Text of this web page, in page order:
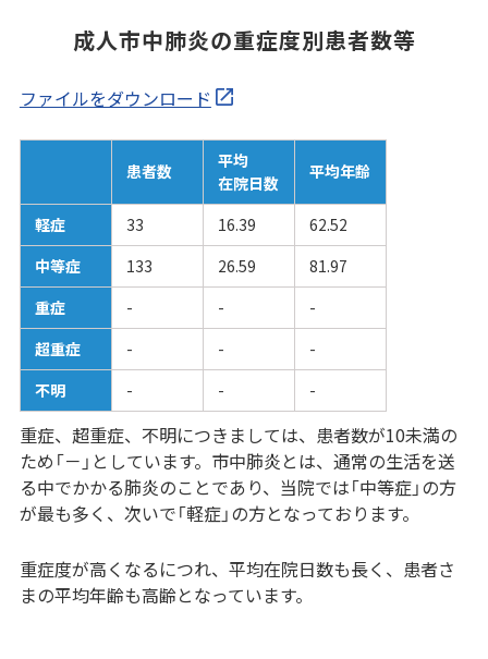
成人市中肺炎の重症度別患者数等
ファイルをダウンロード
患者数
平均
在院日数
平均年齢
軽症 33 16.39
62.52
中等症
133 26.59
81.97
重症
- -
-
超重症
- -
-
不明
- - -
重症、超重症、不明につきましては、患者数が10未満の
ため「－」としています。市中肺炎とは、通常の生活を送
る中でかかる肺炎のことであり、当院では「中等症」の方
が最も多く、次いで「軽症」の方となっております。
重症度が高くなるにつれ、平均在院日数も長く、患者さ
まの平均年齢も高齢となっています。